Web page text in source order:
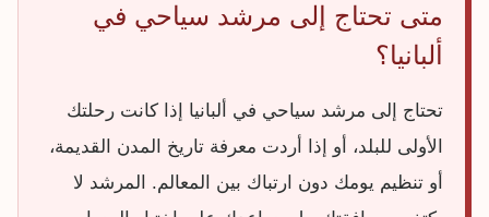
متى تحتاج إلى مرشد سياحي في
ألبانيا؟
تحتاج إلى مرشد سياحي في ألبانيا إذا كانت رحلتك
الأولى للبلد، أو إذا أردت معرفة تاريخ المدن القديمة،
أو تنظيم يومك دون ارتباك بين المعالم. المرشد لا